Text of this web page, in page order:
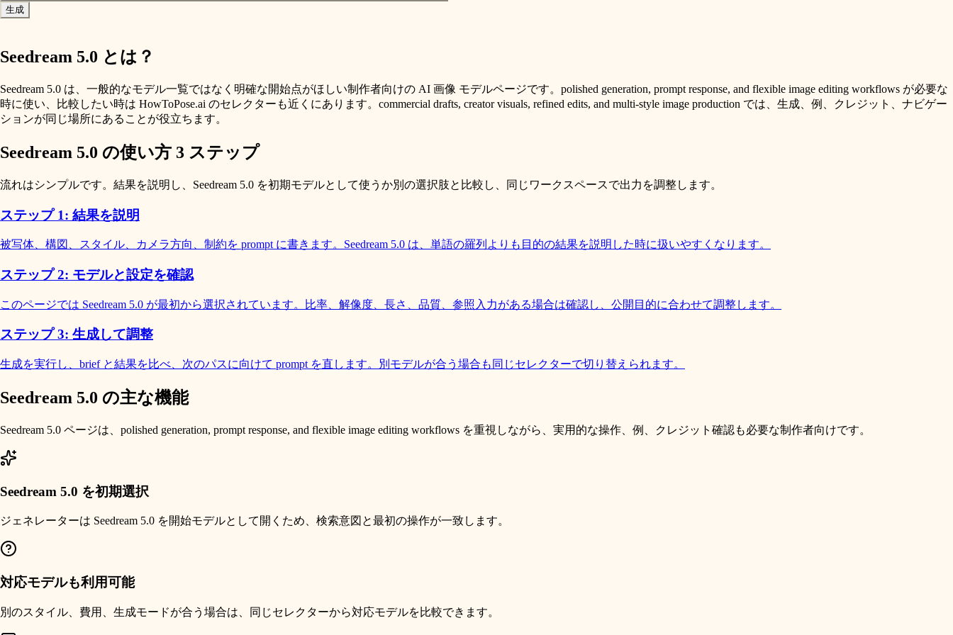
生成
Seedream 5.0 とは？
Seedream 5.0 は、一般的なモデル一覧ではなく明確な開始点がほしい制作者向けの AI 画像 モデルページです。polished generation, prompt response, and flexible image editing workflows が必要な
時に使い、比較したい時は HowToPose.ai のセレクターも近くにあります。commercial drafts, creator visuals, refined edits, and multi-style image production では、生成、例、クレジット、ナビゲー
ションが同じ場所にあることが役立ちます。
Seedream 5.0 の使い方 3 ステップ
流れはシンプルです。結果を説明し、Seedream 5.0 を初期モデルとして使うか別の選択肢と比較し、同じワークスペースで出力を調整します。
ステップ 1: 結果を説明
被写体、構図、スタイル、カメラ方向、制約を prompt に書きます。Seedream 5.0 は、単語の羅列よりも目的の結果を説明した時に扱いやすくなります。
ステップ 2: モデルと設定を確認
このページでは Seedream 5.0 が最初から選択されています。比率、解像度、長さ、品質、参照入力がある場合は確認し、公開目的に合わせて調整します。
ステップ 3: 生成して調整
生成を実行し、brief と結果を比べ、次のパスに向けて prompt を直します。別モデルが合う場合も同じセレクターで切り替えられます。
Seedream 5.0 の主な機能
Seedream 5.0 ページは、polished generation, prompt response, and flexible image editing workflows を重視しながら、実用的な操作、例、クレジット確認も必要な制作者向けです。
Seedream 5.0 を初期選択
ジェネレーターは Seedream 5.0 を開始モデルとして開くため、検索意図と最初の操作が一致します。
対応モデルも利用可能
別のスタイル、費用、生成モードが合う場合は、同じセレクターから対応モデルを比較できます。